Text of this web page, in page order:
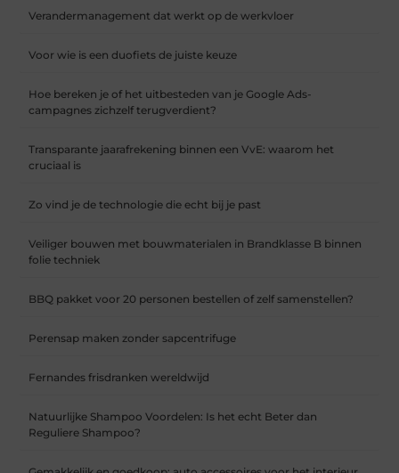
Verandermanagement dat werkt op de werkvloer
Voor wie is een duofiets de juiste keuze
Hoe bereken je of het uitbesteden van je Google Ads-
campagnes zichzelf terugverdient?
Transparante jaarafrekening binnen een VvE: waarom het
cruciaal is
Zo vind je de technologie die echt bij je past
Veiliger bouwen met bouwmaterialen in Brandklasse B binnen
folie techniek
BBQ pakket voor 20 personen bestellen of zelf samenstellen?
Perensap maken zonder sapcentrifuge
Fernandes frisdranken wereldwijd
Natuurlijke Shampoo Voordelen: Is het echt Beter dan
Reguliere Shampoo?